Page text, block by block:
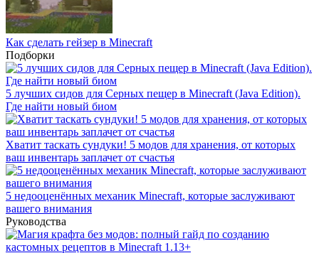
Как сделать гейзер в Minecraft
Подборки
5 лучших сидов для Серных пещер в Minecraft (Java Edition).
Где найти новый биом
Хватит таскать сундуки! 5 модов для хранения, от которых
ваш инвентарь заплачет от счастья
5 недооценённых механик Minecraft, которые заслуживают
вашего внимания
Руководства